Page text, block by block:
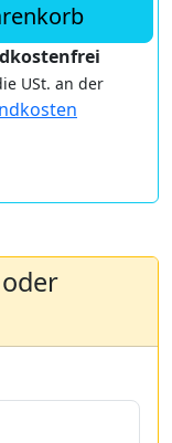
USt. an der